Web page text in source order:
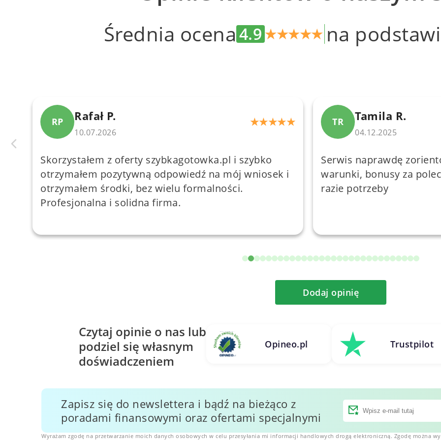
Średnia ocena 4.9 ★★★★★ na
RP Rafał P.
10.07.2026
★★★★★
Skorzystałem z oferty szybkagotowka.pl i szybko
otrzymałem pozytywną odpowiedź na mój wniosek i
otrzymałem środki, bez wielu formalności.
Profesjonalna i solidna firma.
TR Tamila R.
04.12.2025
Serwis naprawdę
warunki, bonusy za
razie potrzeby
Dodaj opinię
Czytaj opinie o nas lub
podziel się własnym
doświadczeniem
Opineo.pl Trustpilot
Zapisz się do newslettera i bądź na bieżąco z
poradami finansowymi oraz ofertami specjalnymi
Wyrażam zgodę na przetwarzanie moich danych osobowych w celu przesyłania mi informacji handlowych drogą elektroniczną. Zgodę można